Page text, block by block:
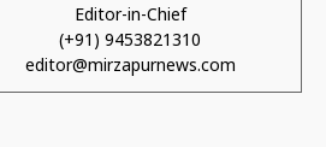
Editor-in-Chief
(+91) 9453821310
editor@mirzapurnews.com